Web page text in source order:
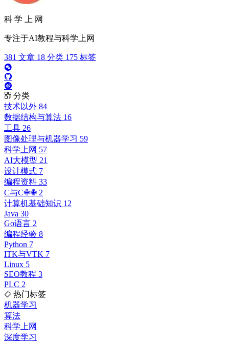
科 学 上 网
专注于AI教程与科学上网
381 文章 18 分类 175 标签
分类
技术以外 84
数据结构与算法 16
工具 26
图像处理与机器学习 59
科学上网 57
AI大模型 21
设计模式 7
编程资料 33
C与C✙✙ 2
计算机基础知识 12
Java 30
Go语言 2
编程经验 8
Python 7
ITK与VTK 7
Linux 5
SEO教程 3
PLC 2
热门标签
机器学习
算法
科学上网
深度学习